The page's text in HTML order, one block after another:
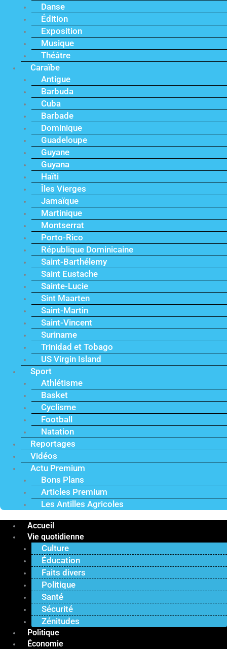
Danse
Édition
Exposition
Musique
Théâtre
Caraïbe
Antigue
Barbuda
Cuba
Barbade
Dominique
Guadeloupe
Guyane
Guyana
Haïti
Îles Vierges
Jamaïque
Martinique
Montserrat
Porto-Rico
République Dominicaine
Saint-Barthélemy
Saint Eustache
Sainte-Lucie
Sint Maarten
Saint-Martin
Saint-Vincent
Suriname
Trinidad et Tobago
US Virgin Island
Sport
Athlétisme
Basket
Cyclisme
Football
Natation
Reportages
Vidéos
Actu Premium
Bons Plans
Articles Premium
Les Antilles Agricoles
Accueil
Vie quotidienne
Culture
Éducation
Faits divers
Politique
Santé
Sécurité
Zénitudes
Politique
Économie